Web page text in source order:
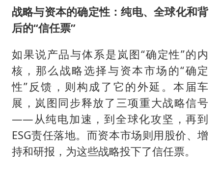
战略与资本的确定性：纯电、全球化和背
后的“信任票”
如果说产品与体系是岚图“确定性”的内
核，那么战略选择与资本市场的“确定
性”反馈，则构成了它的外延。本届车
展，岚图同步释放了三项重大战略信号
——从纯电加速，到全球化攻坚，再到
ESG责任落地。而资本市场则用股价、增
持和研报，为这些战略投下了信任票。